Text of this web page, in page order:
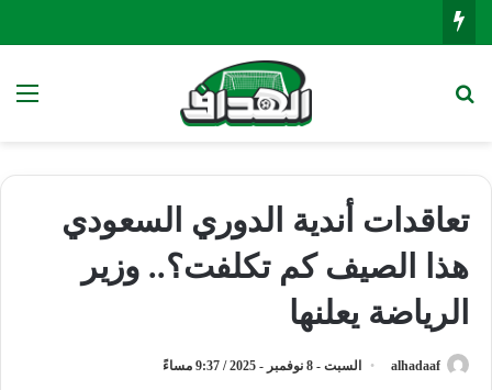
تعاقدات أندية الدوري السعودي
هذا الصيف كم تكلفت؟.. وزير
الرياضة يعلنها
alhadaaf السبت - 8 نوفمبر - 2025 / 9:37 مساءً